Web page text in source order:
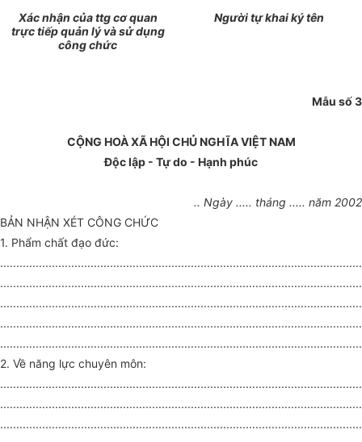
Xác nhận của ttg cơ quan
trực tiếp quản lý và sử dụng
công chức
Người tự khai ký tên
Mẫu số 3
CỘNG HOÀ XÃ HỘI CHỦ NGHĨA VIỆT NAM
Độc lập - Tự do - Hạnh phúc
.. Ngày ..... tháng ..... năm 2002
BẢN NHẬN XÉT CÔNG CHỨC
1. Phẩm chất đạo đức:
2. Về năng lực chuyên môn: